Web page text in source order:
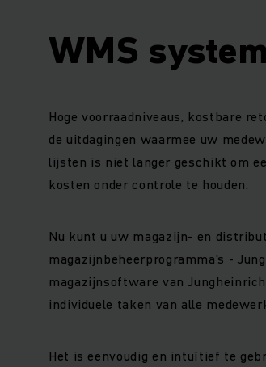
WMS
Hoge voorraadniveaus, kostbare
de uitdagingen waarmee uw
lijsten is niet langer geschikt om
kosten onder controle te houden.
Nu kunt u uw magazijn- en
magazijnbeheerprogramma's -
magazijnsoftware van
individuele taken van alle
Het is eenvoudig en intuïtief te